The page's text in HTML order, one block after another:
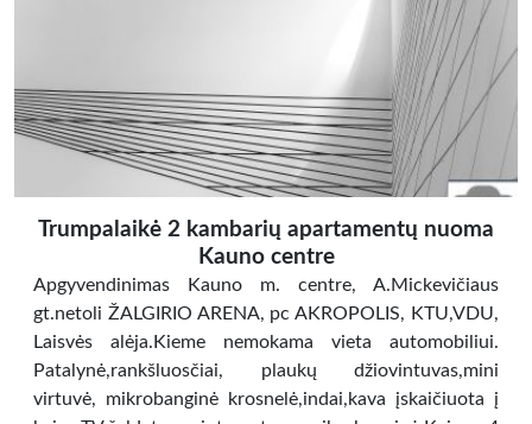
Trumpalaikė 2 kambarių apartamentų nuoma
Kauno centre
Apgyvendinimas Kauno m. centre, A.Mickevičiaus
gt.netoli ŽALGIRIO ARENA, pc AKROPOLIS, KTU,VDU,
Laisvės alėja.Kieme nemokama vieta automobiliui.
Patalynė,rankšluosčiai, plaukų džiovintuvas,mini
virtuvė, mikrobanginė krosnelė,indai,kava įskaičiuota į